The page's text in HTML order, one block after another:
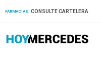
FARMACIAS: CONSULTE CARTELERA